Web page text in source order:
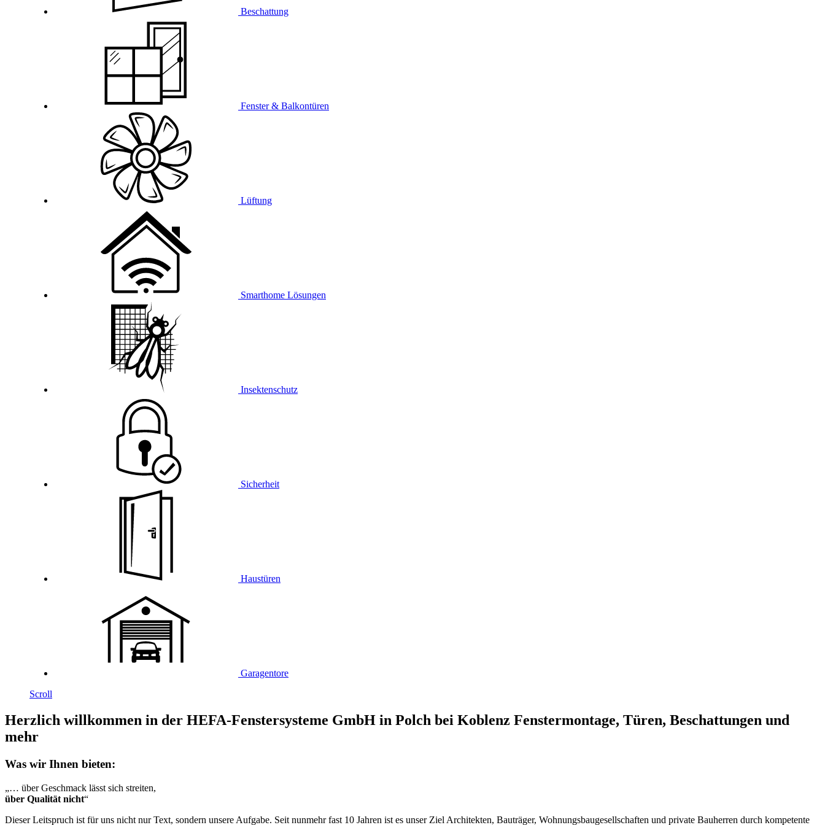
Beschattung
Fenster & Balkontüren
Lüftung
Smarthome Lösungen
Insektenschutz
Sicherheit
Haustüren
Garagentore
Scroll
Herzlich willkommen in der HEFA-Fenstersysteme GmbH in Polch bei Koblenz Fenstermontage, Türen, Beschattungen und
mehr
Was wir Ihnen bieten:
„… über Geschmack lässt sich streiten,
über Qualität nicht“
Dieser Leitspruch ist für uns nicht nur Text, sondern unsere Aufgabe. Seit nunmehr fast 10 Jahren ist es unser Ziel Architekten, Bauträger, Wohnungsbaugesellschaften und private Bauherren durch kompetente